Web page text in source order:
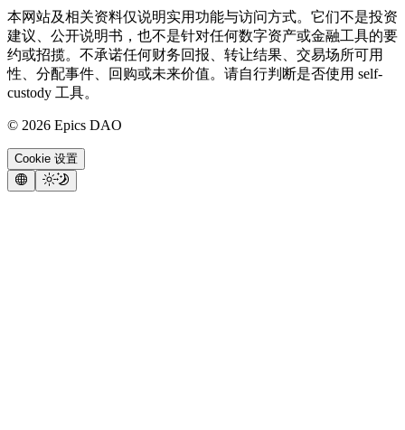
本网站及相关资料仅说明实用功能与访问方式。它们不是投资
建议、公开说明书，也不是针对任何数字资产或金融工具的要
约或招揽。不承诺任何财务回报、转让结果、交易场所可用
性、分配事件、回购或未来价值。请自行判断是否使用 self-
custody 工具。
© 2026 Epics DAO
Cookie 设置